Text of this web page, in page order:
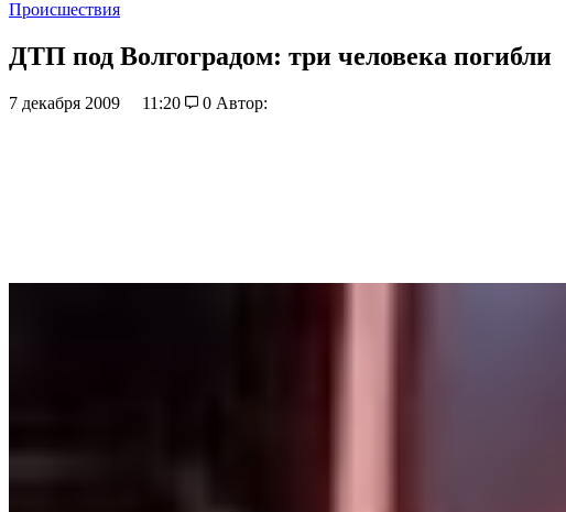
Происшествия
ДТП под Волгоградом: три человека погибли
7 декабря 2009 11:20 0 Автор: